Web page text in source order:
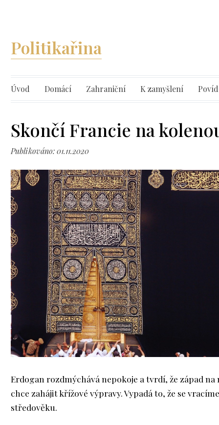
Politikařina
Úvod Domácí Zahraniční K zamyšlení
Skončí Francie na
Publikováno: 01.11.2020
Erdogan rozdmýchává nepokoje a tvrdí, že západ na
chce zahájit křížové výpravy. Vypadá to, že se
středověku.